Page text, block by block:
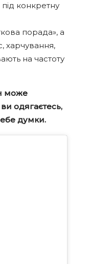
конкретну
порада», а
харчування,
на частоту
може
одягаєтесь,
думки.